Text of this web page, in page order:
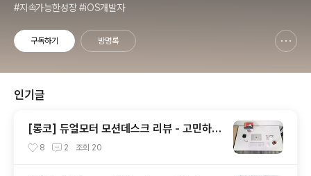
#지속가능한성장 #iOS개발자
구독하기 방명록
인기글
[롱코] 듀얼모터 모션데스크 리뷰 - 고민하던
시간이 아깝다
8 2 조회 20